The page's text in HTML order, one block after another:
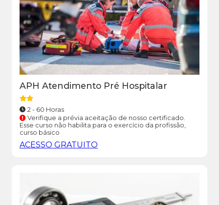
APH Atendimento Pré Hospitalar
2 - 60 Horas
Verifique a prévia aceitação de nosso certificado.
Esse curso não habilita para o exercício da profissão,
curso básico
ACESSO GRATUITO